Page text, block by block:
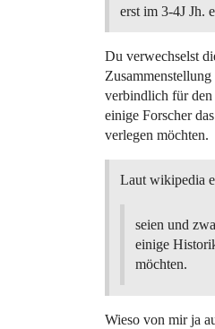
erst im 3-4J Jh.
Du verwechselst
verbindlich für
einige Forscher
verlegen möchten.
Laut wikipedia
seien und
einige
möchten.
Wieso von mir ja